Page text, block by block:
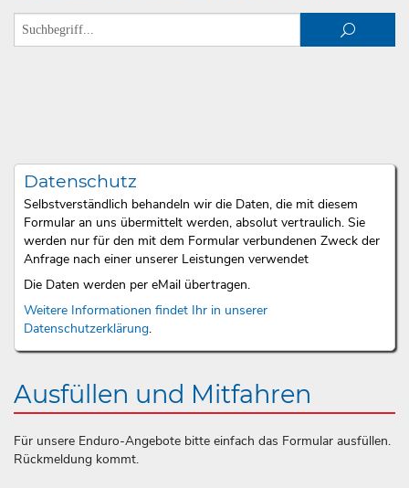
Datenschutz
Selbstverständlich behandeln wir die Daten, die mit diesem
Formular an uns übermittelt werden, absolut vertraulich. Sie
werden nur für den mit dem Formular verbundenen Zweck der
Anfrage nach einer unserer Leistungen verwendet
Die Daten werden per eMail übertragen.
Weitere Informationen findet Ihr in unserer
Datenschutzerklärung.
Ausfüllen und Mitfahren
Für unsere Enduro-Angebote bitte einfach das Formular ausfüllen.
Rückmeldung kommt.